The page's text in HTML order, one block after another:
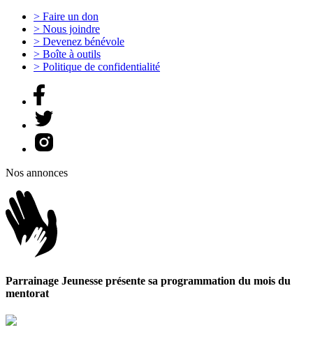
> Faire un don
> Nous joindre
> Devenez bénévole
> Boîte à outils
> Politique de confidentialité
Nos annonces
Parrainage Jeunesse présente sa programmation du mois du
mentorat